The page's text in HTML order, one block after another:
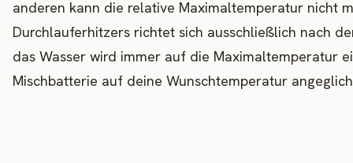
anderen kann die relative Maximaltemperatur nicht
Durchlauferhitzers richtet sich ausschließlich nach
das Wasser wird immer auf die Maximaltemperatur
Mischbatterie auf deine Wunschtemperatur